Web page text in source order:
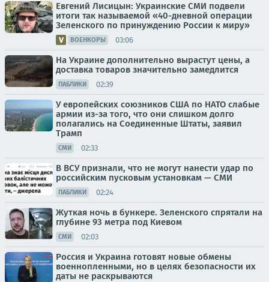
Евгений Лисицын: Украинские СМИ подвели
итоги так называемой «40-дневной операции
Зеленского по принуждению России к миру»
ВОЕНКОРЫ 03:06
На Украине дополнительно вырастут цены, а
доставка товаров значительно замедлится
ПАБЛИКИ 02:39
У европейских союзников США по НАТО слабые
армии из-за того, что они слишком долго
полагались на Соединенные Штаты, заявил
Трамп
СМИ 02:33
В ВСУ признали, что не могут нанести удар по
российским пусковым установкам — СМИ
ПАБЛИКИ 02:24
Жуткая ночь в бункере. Зеленского спрятали на
глубине 93 метра под Киевом
СМИ 02:03
Россия и Украина готовят новые обмены
военнопленными, но в целях безопасности их
даты не раскрываются